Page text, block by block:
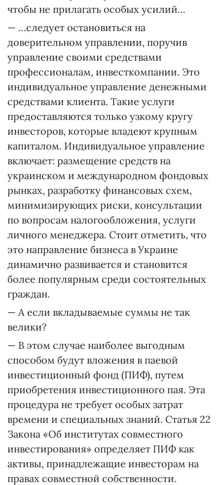
чтобы не прилагать особых усилий…
— …следует остановиться на
доверительном управлении, поручив
управление своими средствами
профессионалам, инвесткомпании. Это
индивидуальное управление денежными
средствами клиента. Такие услуги
предоставляются только узкому кругу
инвесторов, которые владеют крупным
капиталом. Индивидуальное управление
включает: размещение средств на
украинском и международном фондовых
рынках, разработку финансовых схем,
минимизирующих риски, консультации
по вопросам налогообложения, услуги
личного менеджера. Стоит отметить, что
это направление бизнеса в Украине
динамично развивается и становится
более популярным среди состоятельных
граждан.
— А если вкладываемые суммы не так
велики?
— В этом случае наиболее выгодным
способом будут вложения в паевой
инвестиционный фонд (ПИФ), путем
приобретения инвестиционного пая. Эта
процедура не требует особых затрат
времени и специальных знаний. Статья 22
Закона «Об институтах совместного
инвестирования» определяет ПИФ как
активы, принадлежащие инвесторам на
правах совместной собственности.